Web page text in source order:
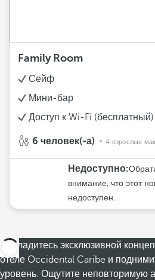
Family Room
Сейф
Мини-бар
Доступ к Wi-Fi (бесплатный)
6 человек(-а) 4 взрослые
Недоступно:
внимание, что этот
недоступен.
Насладитесь эксклюзивной
отеле Occidental Caribe и
уровень. Ощутите неповторимую